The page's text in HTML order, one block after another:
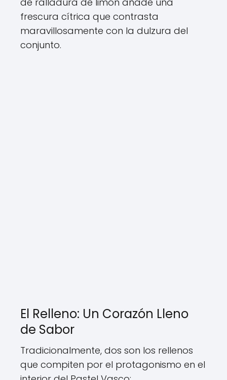
frescura cítrica que contrasta
maravillosamente con la dulzura del
conjunto.
El Relleno: Un Corazón Lleno
de Sabor
Tradicionalmente, dos son los rellenos
que compiten por el protagonismo en el